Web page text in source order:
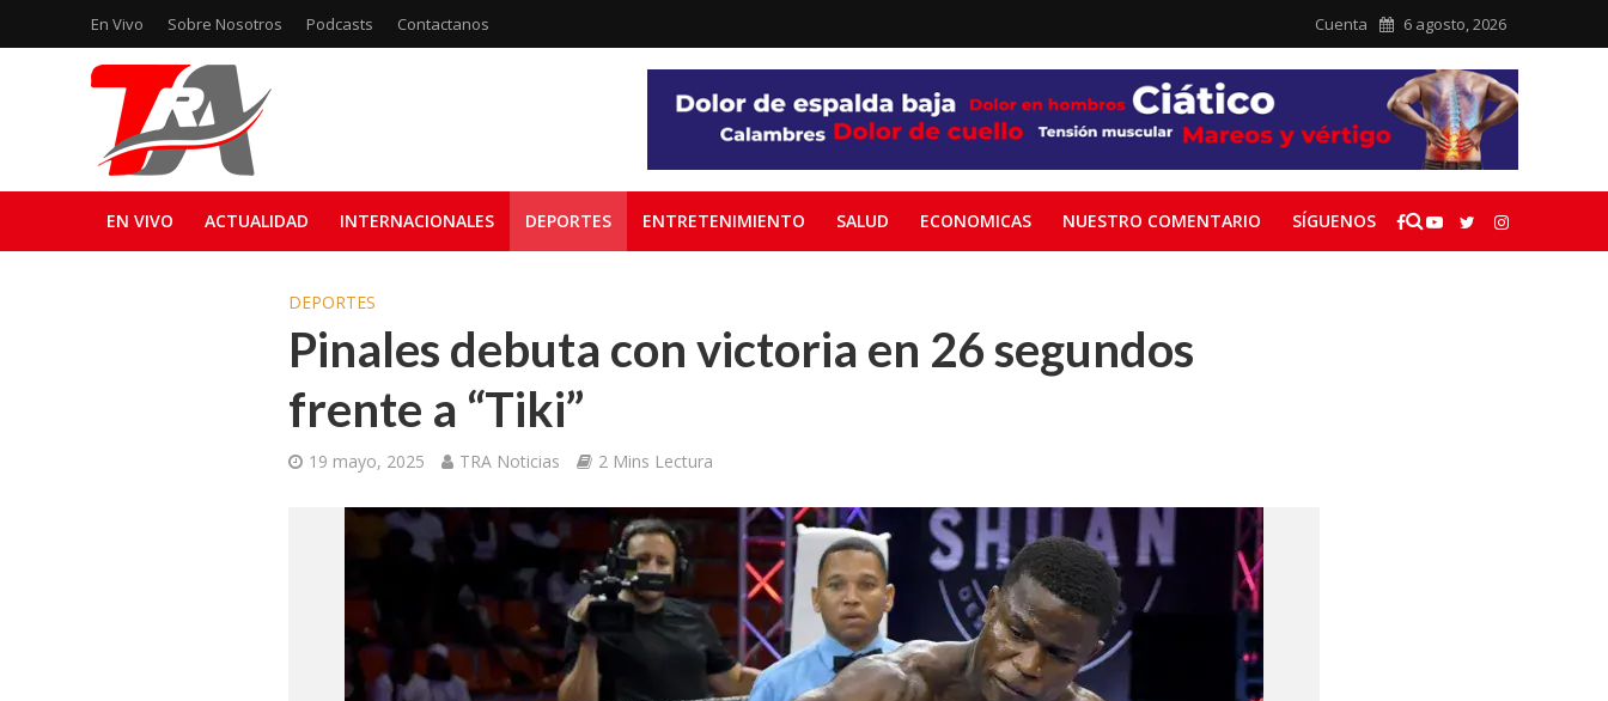
En Vivo Sobre Nosotros Podcasts Contactanos Cuenta 6 agosto, 2026
EN VIVO ACTUALIDAD INTERNACIONALES DEPORTES ENTRETENIMIENTO SALUD ECONOMICAS NUESTRO COMENTARIO SÍGUENOS
DEPORTES
Pinales debuta con victoria en 26 segundos
frente a “Tiki”
19 mayo, 2025 TRA Noticias 2 Mins Lectura